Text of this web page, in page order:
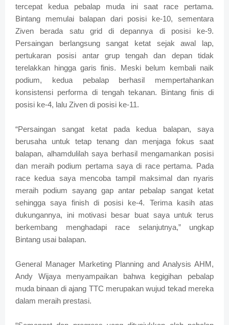
tercepat kedua pebalap muda ini saat race pertama.
Bintang memulai balapan dari posisi ke-10, sementara
Ziven berada satu grid di depannya di posisi ke-9.
Persaingan berlangsung sangat ketat sejak awal lap,
pertukaran posisi antar grup tengah dan depan tidak
terelakkan hingga garis finis. Meski belum kembali naik
podium, kedua pebalap berhasil mempertahankan
konsistensi performa di tengah tekanan. Bintang finis di
posisi ke-4, lalu Ziven di posisi ke-11.
“Persaingan sangat ketat pada kedua balapan, saya
berusaha untuk tetap tenang dan menjaga fokus saat
balapan, alhamdulilah saya berhasil mengamankan posisi
dan meraih podium pertama saya di race pertama. Pada
race kedua saya mencoba tampil maksimal dan nyaris
meraih podium sayang gap antar pebalap sangat ketat
sehingga saya finish di posisi ke-4. Terima kasih atas
dukungannya, ini motivasi besar buat saya untuk terus
berkembang menghadapi race selanjutnya,” ungkap
Bintang usai balapan.
General Manager Marketing Planning and Analysis AHM,
Andy Wijaya menyampaikan bahwa kegigihan pebalap
muda binaan di ajang TTC merupakan wujud tekad mereka
dalam meraih prestasi.